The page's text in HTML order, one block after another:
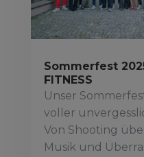
Sommerfest
FITNESS
Unser
voller
Von Shooting
Musik und